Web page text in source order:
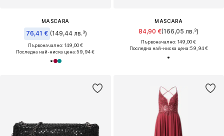
MASCARA
76,41 € (149,44 лв.³)
Първоначално: 149,00 €
Последна най-ниска цена:59,94 €
MASCARA
84,90 €(166,05 лв.³)
Първоначално: 149,00 €
Последна най-ниска цена:59,94 €